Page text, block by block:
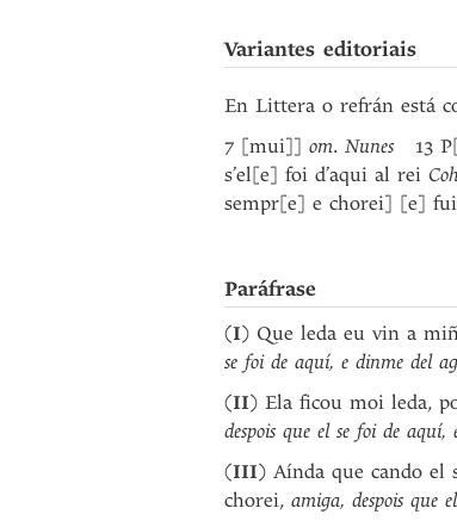
Variantes editoriais
En Littera o refrán está
7 [mui]] om. Nunes 13
s’el[e] foi d’aqui al rei
sempr[e] e chorei] [e]
Paráfrase
(I) Que leda eu vin a
se foi de aquí, e dinme del
(II) Ela ficou moi leda,
despois que el se foi de
(III) Aínda que cando el
chorei, amiga, despois que